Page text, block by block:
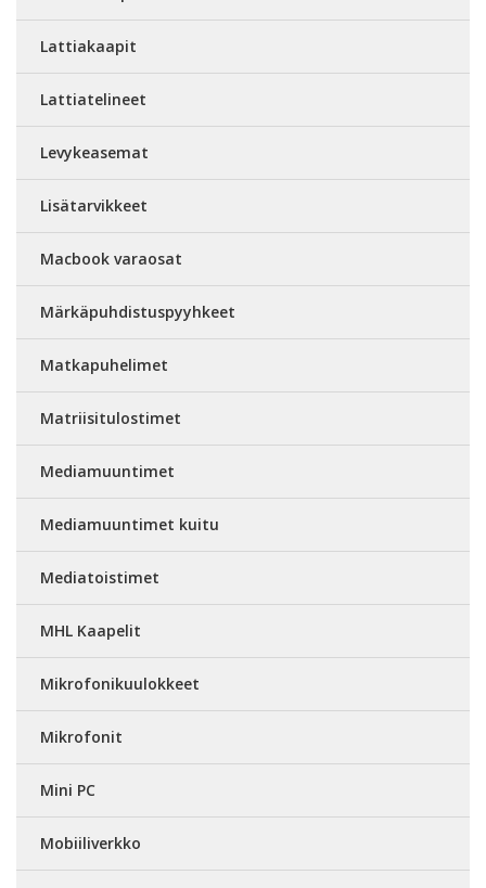
Lattiakaapit
Lattiatelineet
Levykeasemat
Lisätarvikkeet
Macbook varaosat
Märkäpuhdistuspyyhkeet
Matkapuhelimet
Matriisitulostimet
Mediamuuntimet
Mediamuuntimet kuitu
Mediatoistimet
MHL Kaapelit
Mikrofonikuulokkeet
Mikrofonit
Mini PC
Mobiiliverkko